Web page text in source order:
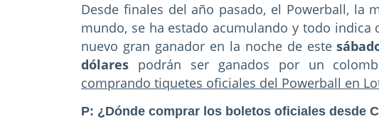
Desde finales del año pasado, el Powerball, la
mundo, se ha estado acumulando y todo
nuevo gran ganador en la noche de este
dólares podrán ser ganados por un
comprando tiquetes oficiales del Powerball en
P: ¿Dónde comprar los boletos oficiales desde